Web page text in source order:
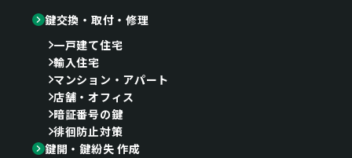
鍵交換・取付・修理
一戸建て住宅
輸入住宅
マンション・アパート
店舗・オフィス
暗証番号の鍵
徘徊防止対策
鍵開・鍵紛失 作成